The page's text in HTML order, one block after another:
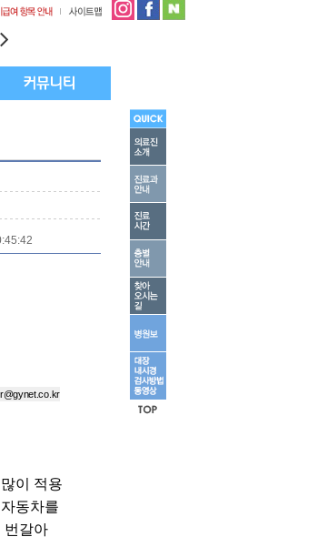
이 적용
동차를
번갈아